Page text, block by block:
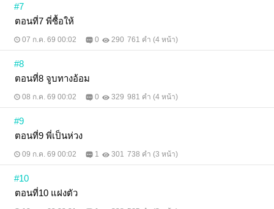
#7
ตอนที่7 พี่ซื้อให้
07 ก.ค. 69 00:02 0 290 761 คำ (4 หน้า)
#8
ตอนที่8 จูบทางอ้อม
08 ก.ค. 69 00:02 0 329 981 คำ (4 หน้า)
#9
ตอนที่9 พี่เป็นห่วง
09 ก.ค. 69 00:02 1 301 738 คำ (3 หน้า)
#10
ตอนที่10 แฝงตัว